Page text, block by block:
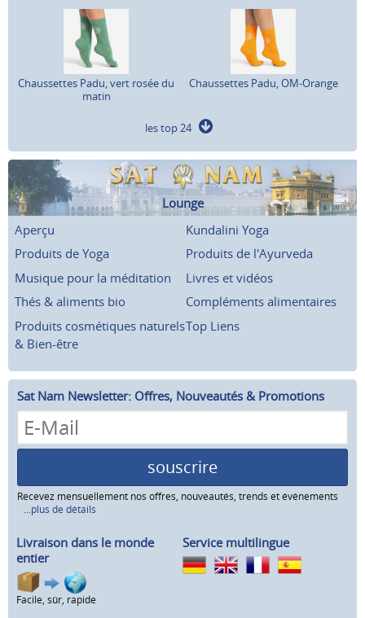
Chaussettes Padu, vert rosée du
matin
Chaussettes Padu, OM-Orange
les top 24
Lounge
Aperçu
Kundalini Yoga
Produits de Yoga
Produits de l'Ayurveda
Musique pour la méditation
Livres et vidéos
Thés & aliments bio
Compléments alimentaires
Produits cosmétiques naturels
& Bien-être
Top Liens
Sat Nam Newsletter: Offres, Nouveautés & Promotions
souscrire
Recevez mensuellement nos offres, nouveautés, trends et événements
...plus de détails
Livraison dans le monde
entier
Facile, sûr, rapide
Service multilingue